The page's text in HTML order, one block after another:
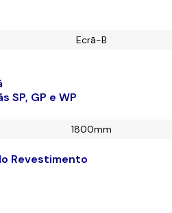
Ecrã-B
SP, GP e WP
1800mm
Revestimento